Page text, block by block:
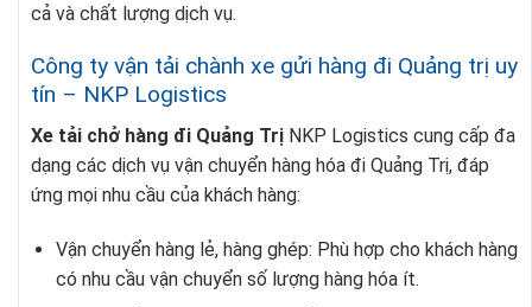
cả và chất lượng dịch vụ.
Công ty vận tải chành xe gửi hàng đi Quảng trị uy
tín – NKP Logistics
Xe tải chở hàng đi Quảng Trị NKP Logistics cung cấp đa
dạng các dịch vụ vận chuyển hàng hóa đi Quảng Trị, đáp
ứng mọi nhu cầu của khách hàng:
Vận chuyển hàng lẻ, hàng ghép: Phù hợp cho khách hàng
có nhu cầu vận chuyển số lượng hàng hóa ít.